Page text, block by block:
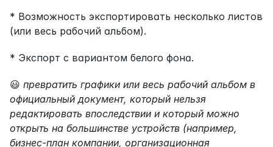
* Возможность экспортировать несколько листов
(или весь рабочий альбом).
* Экспорт с вариантом белого фона.
😃 превратить графики или весь рабочий альбом в
официальный документ, который нельзя
редактировать впоследствии и который можно
открыть на большинстве устройств (например,
бизнес-план компании, организационная